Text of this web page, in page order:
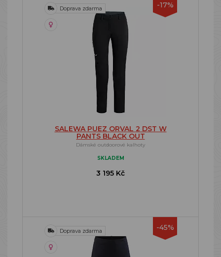
-17%
Doprava zdarma
SALEWA PUEZ ORVAL 2 DST W
PANTS BLACK OUT
Dámské outdoorové kalhoty
SKLADEM
3 195 Kč
-45%
Doprava zdarma